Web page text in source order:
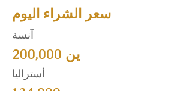
سعر الشراء اليوم
آنسة
200,000 ين
أستراليا